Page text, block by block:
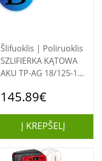
Šlifuoklis | Poliruoklis
SZLIFIERKA KĄTOWA
AKU TP-AG 18/125-13
EINHELL
145.89€
Į KREPŠELĮ